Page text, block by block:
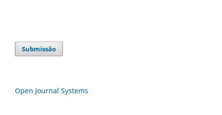
Submissão
Open Journal Systems